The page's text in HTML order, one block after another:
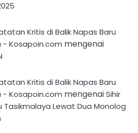
Kritis di Balik Napas Baru
- Kosapoin.com mengenai
Kritis di Balik Napas Baru
- Kosapoin.com mengenaiSihir
Tasikmalaya Lewat Dua Monolog